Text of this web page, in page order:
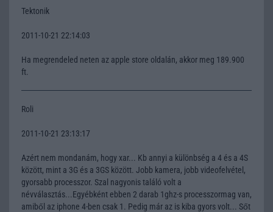
Tektonik
2011-10-21 22:14:03
Ha megrendeled neten az apple store oldalán, akkor meg 189.900
ft.
Roli
2011-10-21 23:13:17
Azért nem mondanám, hogy xar... Kb annyi a különbség a 4 és a 4S
között, mint a 3G és a 3GS között. Jobb kamera, jobb videofelvétel,
gyorsabb processzor. Szal nagyonis találó volt a
névválasztás...Egyébként ebben 2 darab 1ghz-s processzormag van,
amiből az iphone 4-ben csak 1. Pedig már az is kiba gyors volt... Sőt